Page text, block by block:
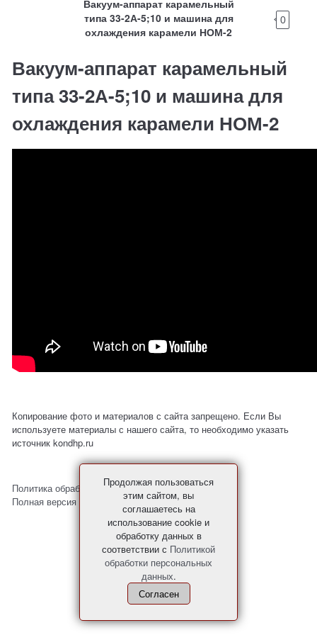
Вакуум-аппарат карамельный
типа 33-2А-5;10 и машина для
охлаждения карамели НОМ-2
0
Вакуум-аппарат карамельный
типа 33-2А-5;10 и машина для
охлаждения карамели НОМ-2
Копирование фото и материалов с сайта запрещено. Если Вы
используете материалы с нашего сайта, то необходимо указать
источник kondhp.ru
Политика обработки персональных данных
Продолжая пользоваться
этим сайтом, вы
соглашаетесь на
использование cookie и
обработку данных в
соответствии с Политикой
обработки персональных
данных.
Согласен
Полная версия сайта